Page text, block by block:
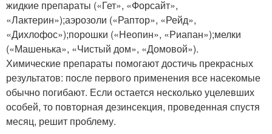
жидкие препараты («Гет», «Форсайт»,
«Лактерин»);аэрозоли («Раптор», «Рейд»,
«Дихлофос»);порошки («Неопин», «Риапан»);мелки
(«Машенька», «Чистый дом», «Домовой»).
Химические препараты помогают достичь прекрасных
результатов: после первого применения все насекомые
обычно погибают. Если остается несколько уцелевших
особей, то повторная дезинсекция, проведенная спустя
месяц, решит проблему.